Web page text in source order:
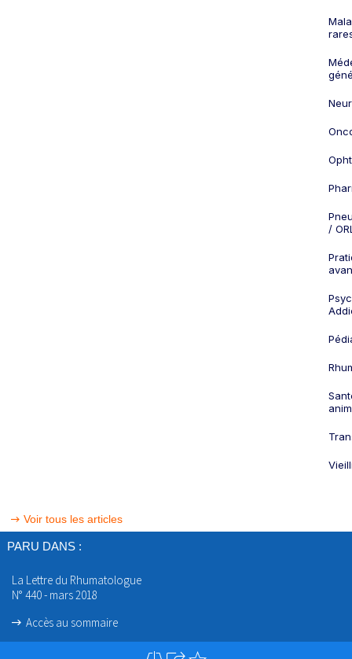
/
Voir tous les articles
PARU DANS :
La Lettre du Rhumatologue
N° 440 - mars 2018
Accès au sommaire